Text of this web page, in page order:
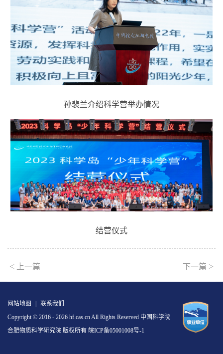
孙裴兰介绍科学营举办情况
结营仪式
< 上一篇 下一篇 >
网站地图
联系我们
Copyright © 2016 - 2026 hf.cas.cn All Rights Reserved 中国科学院
合肥物质科学研究院 版权所有 皖ICP备05001008号-1